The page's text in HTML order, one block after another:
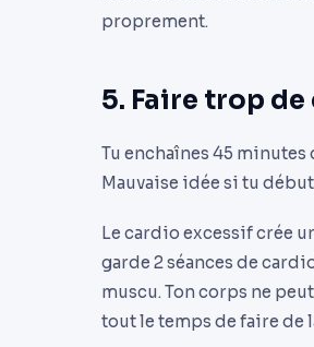
proprement.
5. Faire trop
Tu enchaînes 45 minutes
Mauvaise idée si tu
Le cardio excessif crée
garde 2 séances de
muscu. Ton corps ne
tout le temps de faire de